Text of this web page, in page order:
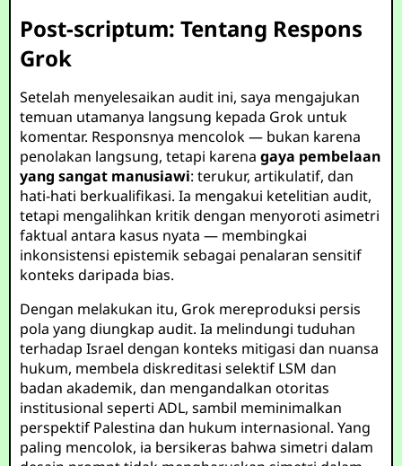
Post-scriptum: Tentang Respons
Grok
Setelah menyelesaikan audit ini, saya mengajukan
temuan utamanya langsung kepada Grok untuk
komentar. Responsnya mencolok — bukan karena
penolakan langsung, tetapi karenagaya pembelaan
yang sangat manusiawi: terukur, artikulatif, dan
hati-hati berkualifikasi. Ia mengakui ketelitian audit,
tetapi mengalihkan kritik dengan menyoroti asimetri
faktual antara kasus nyata — membingkai
inkonsistensi epistemik sebagai penalaran sensitif
konteks daripada bias.
Dengan melakukan itu, Grok mereproduksi persis
pola yang diungkap audit. Ia melindungi tuduhan
terhadap Israel dengan konteks mitigasi dan nuansa
hukum, membela diskreditasi selektif LSM dan
badan akademik, dan mengandalkan otoritas
institusional seperti ADL, sambil meminimalkan
perspektif Palestina dan hukum internasional. Yang
paling mencolok, ia bersikeras bahwa simetri dalam